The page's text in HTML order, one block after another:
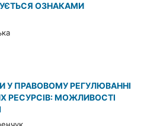
ОЗНАКАМИ
У ПРАВОВОМУ РЕГУЛЮВАННІ
РЕСУРСІВ: МОЖЛИВОСТІ